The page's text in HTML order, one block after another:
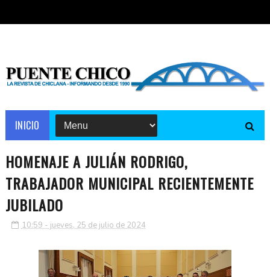
INICIO
HOMENAJE A JULIÁN RODRIGO,
TRABAJADOR MUNICIPAL RECIENTEMENTE
JUBILADO
10:59 - jueves, 25 de julio de 2024